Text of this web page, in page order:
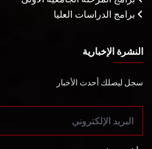
برامج الدراسات العليا
النشرة الإخبارية
سجل ليصلك أحدث الأخبار